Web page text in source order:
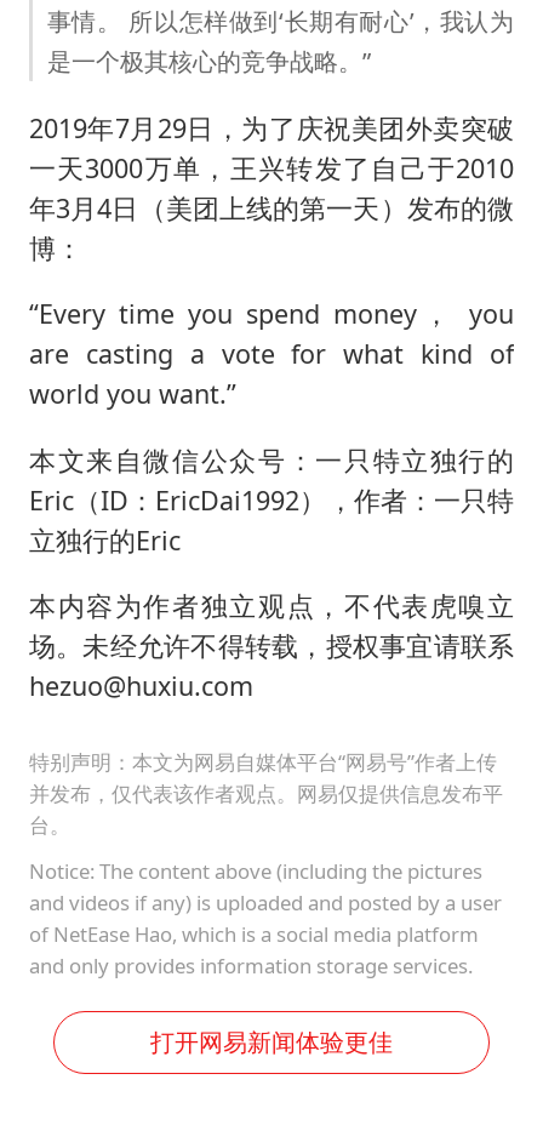
事情。 所以怎样做到‘长期有耐心’，我认为
是一个极其核心的竞争战略。”
2019年7月29日，为了庆祝美团外卖突破
一天3000万单，王兴转发了自己于2010
年3月4日（美团上线的第一天）发布的微
博：
“Every time you spend money， you
are casting a vote for what kind of
world you want.”
本文来自微信公众号：一只特立独行的
Eric（ID：EricDai1992），作者：一只特
立独行的Eric
本内容为作者独立观点，不代表虎嗅立
场。未经允许不得转载，授权事宜请联系
hezuo@huxiu.com
特别声明：本文为网易自媒体平台“网易号”作者上传
并发布，仅代表该作者观点。网易仅提供信息发布平
台。
Notice: The content above (including the pictures
and videos if any) is uploaded and posted by a user
of NetEase Hao, which is a social media platform
and only provides information storage services.
打开网易新闻体验更佳